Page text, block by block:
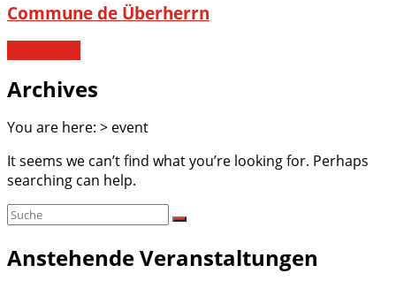
Commune de Überherrn
Archives
You are here: > event
It seems we can’t find what you’re looking for. Perhaps
searching can help.
Anstehende Veranstaltungen